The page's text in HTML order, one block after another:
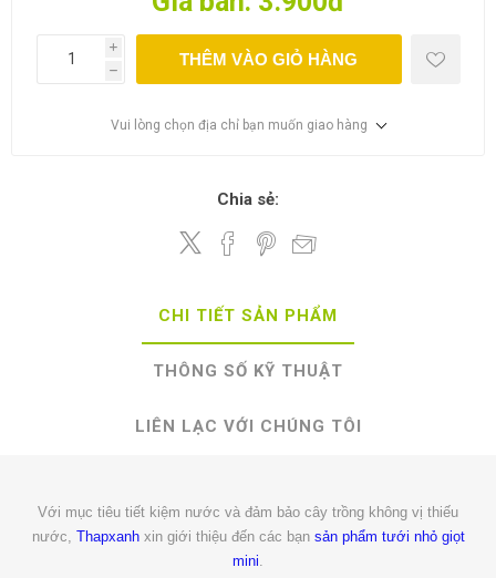
i
h
THÊM VÀO GIỎ HÀNG
Vui lòng chọn địa chỉ bạn muốn giao hàng
Chia sẻ:
CHI TIẾT SẢN PHẨM
THÔNG SỐ KỸ THUẬT
LIÊN LẠC VỚI CHÚNG TÔI
Với mục tiêu tiết kiệm nước và đảm bảo cây trồng không vị thiếu
nước, Thapxanhxin giới thiệu đến các bạn sản phẩm tưới nhỏ giọt
mini